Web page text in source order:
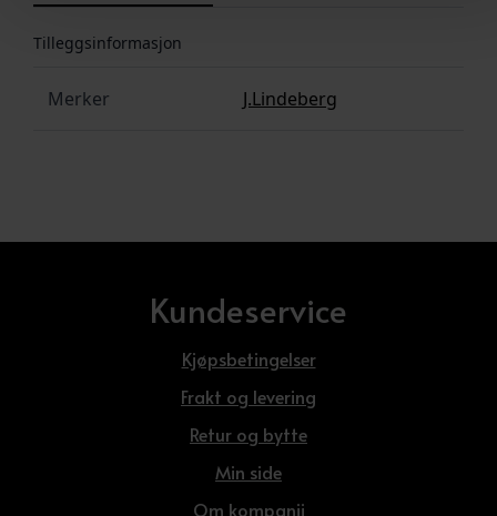
Tilleggsinformasjon
Merker J.Lindeberg
Kundeservice
Kjøpsbetingelser
Frakt og levering
Retur og bytte
Min side
Om kompanii